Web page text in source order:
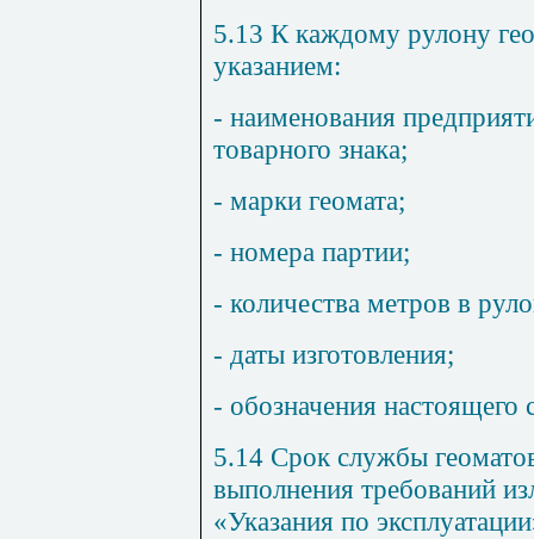
5.13 К каждому рулону
указанием:
- наименования
товарного знака;
- марки геомата;
- номера партии;
- количества метров в
- даты изготовления;
- обозначения настоящего
5.14 Срок службы
выполнения требований
«Указания по